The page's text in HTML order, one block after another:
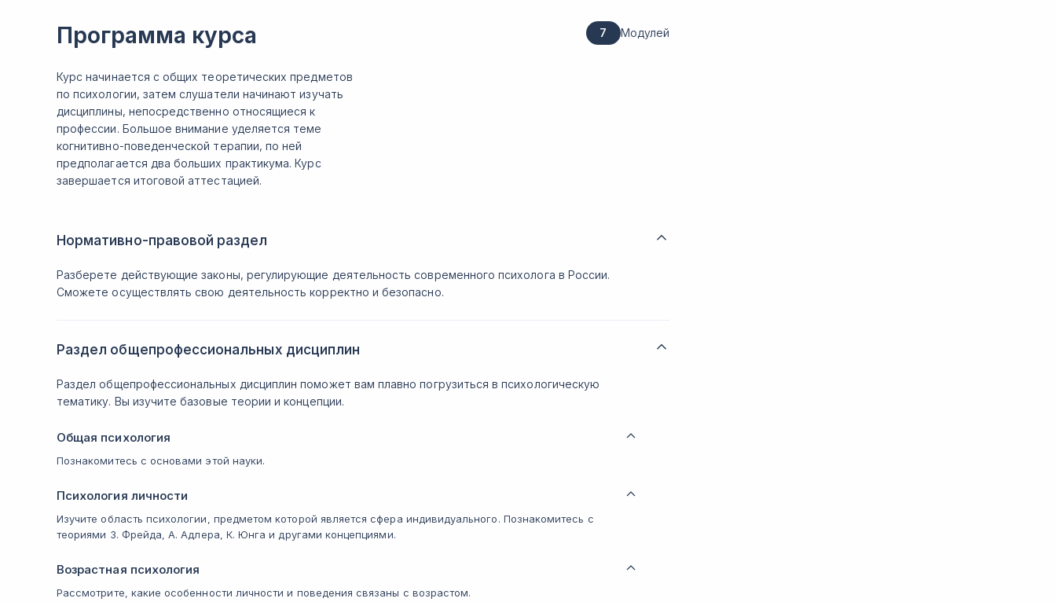
Программа курса
Курс начинается с общих теоретических предметов
по психологии, затем слушатели начинают изучать
дисциплины, непосредственно относящиеся к
профессии. Большое внимание уделяется теме
когнитивно-поведенческой терапии, по ней
предполагается два больших практикума. Курс
завершается итоговой аттестацией.
7 Модулей
Нормативно-правовой раздел
Разберете действующие законы, регулирующие деятельность современного психолога в России.
Сможете осуществлять свою деятельность корректно и безопасно.
Раздел общепрофессиональных дисциплин
Раздел общепрофессиональных дисциплин поможет вам плавно погрузиться в психологическую
тематику. Вы изучите базовые теории и концепции.
Общая психология
Познакомитесь с основами этой науки.
Психология личности
Изучите область психологии, предметом которой является сфера индивидуального. Познакомитесь с
теориями З. Фрейда, А. Адлера, К. Юнга и другами концепциями.
Возрастная психология
Рассмотрите, какие особенности личности и поведения связаны с возрастом.